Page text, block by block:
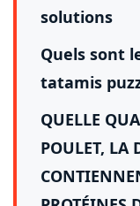
solutions
Quels sont
tatamis
QUELLE
POULET, LA